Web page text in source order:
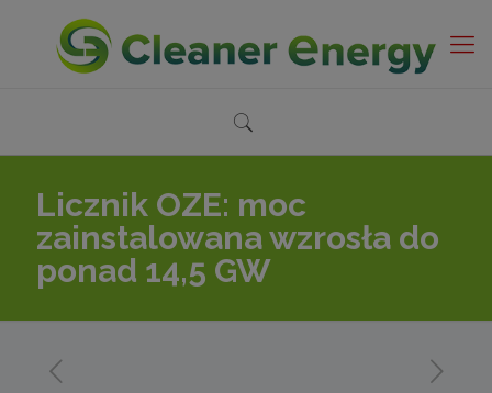
Licznik OZE: moc
zainstalowana wzrosła do
ponad 14,5 GW